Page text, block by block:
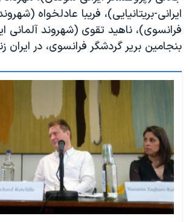
ایرانی-‌بریتانیایی)، فریبا عادلخواه
فرانسوی)، ناهید تقوی (شهروند آلمانی
بنجامین بریر گردشگر فرانسوی، در ایران